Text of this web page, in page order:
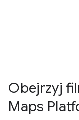
Obejrzyj
Maps